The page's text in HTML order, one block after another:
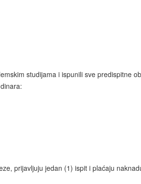
studijama i ispunili sve predispitne
prijavljuju jedan (1) ispit i plaćaju